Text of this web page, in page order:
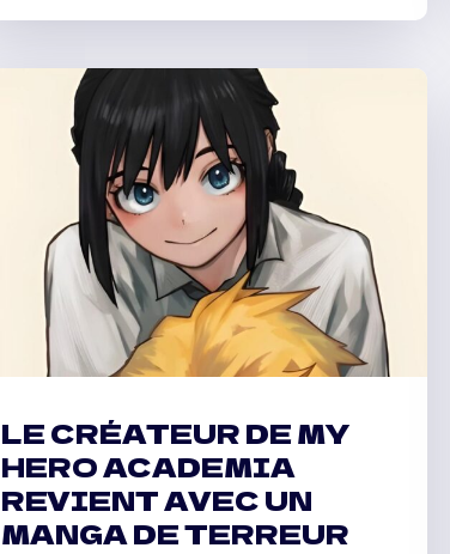
LE CRÉATEUR DE MY
HERO ACADEMIA
REVIENT AVEC UN
MANGA DE TERREUR